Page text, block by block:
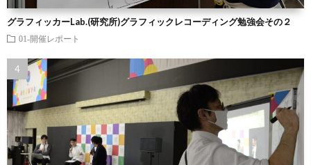
グラフィッカーLab.(研究所)グラフィックレコーディング勉強会その２
01-開催レポート